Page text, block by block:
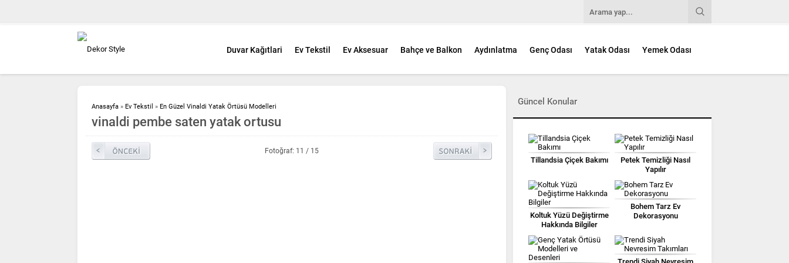
Duvar Kağıtlari Ev Tekstil Ev Aksesuar Bahçe ve Balkon Aydınlatma Genç Odası Yatak Odası Yemek Odası
Anasayfa » Ev Tekstil » En Güzel Vinaldi Yatak Örtüsü Modelleri
vinaldi pembe saten yatak ortusu
Fotoğraf: 11 / 15
Güncel Konular
Tillandsia Çiçek Bakımı
Petek Temizliği Nasıl
Yapılır
Koltuk Yüzü Değiştirme
Hakkında Bilgiler
Bohem Tarz Ev
Dekorasyonu